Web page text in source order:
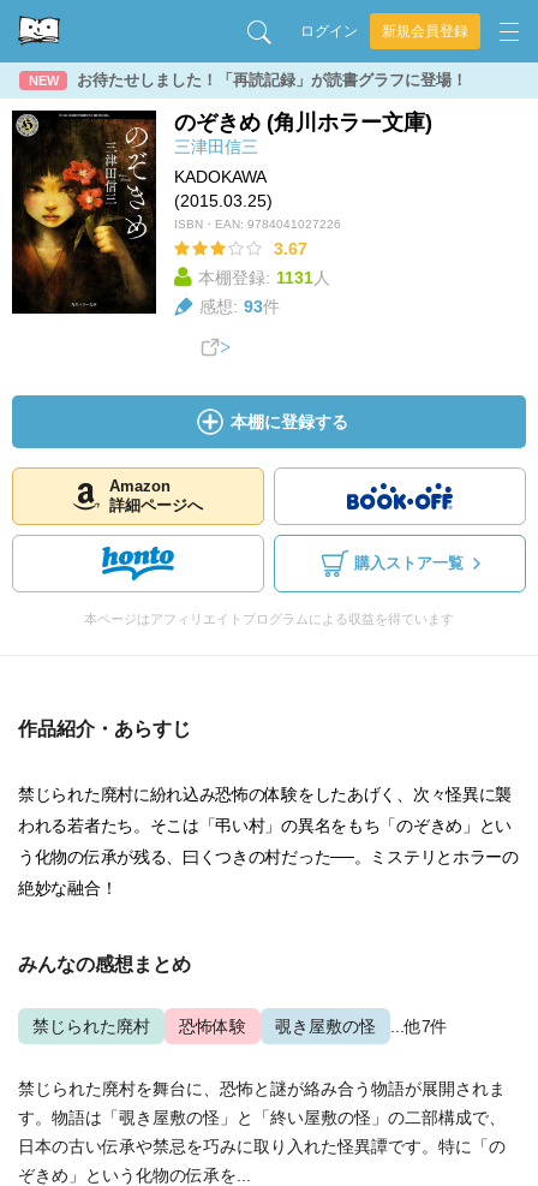
ログイン 新規会員登録
NEW お待たせしました！「再読記録」が読書グラフに登場！
のぞきめ (角川ホラー文庫)
三津田信三
KADOKAWA
(2015.03.25)
ISBN・EAN: 9784041027226
3.67
本棚登録: 1131人
感想: 93件
本棚に登録する
Amazon
詳細ページへ
購入ストア一覧
本ページはアフィリエイトプログラムによる収益を得ています
作品紹介・あらすじ
禁じられた廃村に紛れ込み恐怖の体験をしたあげく、次々怪異に襲
われる若者たち。そこは「弔い村」の異名をもち「のぞきめ」とい
う化物の伝承が残る、曰くつきの村だった──。ミステリとホラーの
絶妙な融合！
みんなの感想まとめ
禁じられた廃村 恐怖体験 覗き屋敷の怪 ...他7件
禁じられた廃村を舞台に、恐怖と謎が絡み合う物語が展開されま
す。物語は「覗き屋敷の怪」と「終い屋敷の怪」の二部構成で、
日本の古い伝承や禁忌を巧みに取り入れた怪異譚です。特に「の
ぞきめ」という化物の伝承を...